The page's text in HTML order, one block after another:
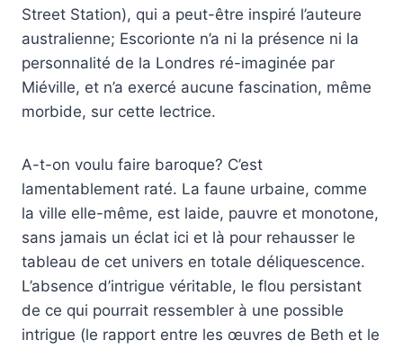
Street Station), qui a peut-être inspiré l’auteure
australienne; Escorionte n’a ni la présence ni la
personnalité de la Londres ré-imaginée par
Miéville, et n’a exercé aucune fascination, même
morbide, sur cette lectrice.
A-t-on voulu faire baroque? C’est
lamentablement raté. La faune urbaine, comme
la ville elle-même, est laide, pauvre et monotone,
sans jamais un éclat ici et là pour rehausser le
tableau de cet univers en totale déliquescence.
L’absence d’intrigue véritable, le flou persistant
de ce qui pourrait ressembler à une possible
intrigue (le rapport entre les œuvres de Beth et le